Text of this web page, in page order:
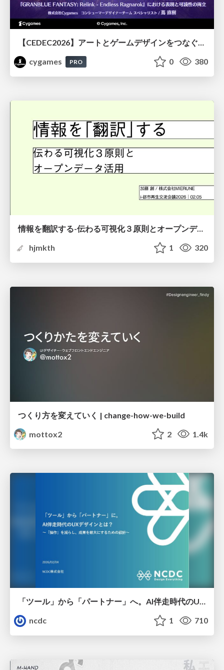
cygames
PRO 0 380
情報を翻訳する-伝わる可視化３原則とオープンデータ活用-
hjmkth
1 320
つくり方を変えていく | change-how-we-build
mottox2
2 1.4k
「ツール」から「パートナー」へ。AI伴走時代のUXデザインとは？～操作を減らし、成果を最大にするための設計～
ncdc
1 710